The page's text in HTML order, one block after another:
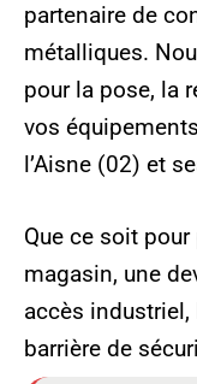
partenaire de
métalliques.
pour la pose, la
vos
l’Aisne (02) et
Que ce soit
magasin, une
accès
barrière de